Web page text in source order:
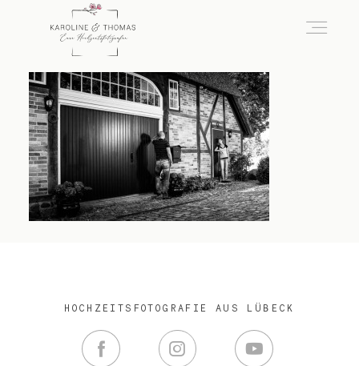
HOCHZEITSFOTOGRAFIE AUS LÜBECK
home
Hochzeit
das besondere Portrait
Kontakt